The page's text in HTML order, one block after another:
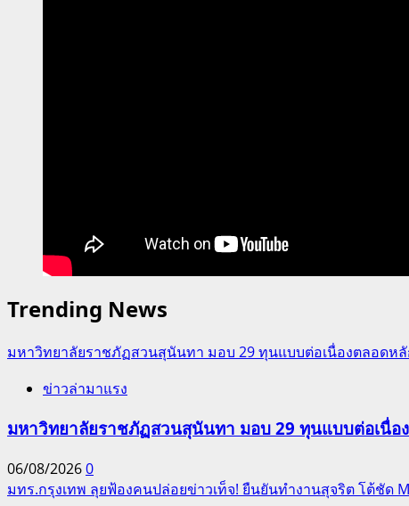
Trending News
มหาวิทยาลัยราชภัฏสวนสุนันทา มอบ 29 ทุนแบบต่อเนื่องตลอดห
ข่าวล่ามาแรง
มหาวิทยาลัยราชภัฏสวนสุนันทา มอบ 29 ทุนแบบต่อเนื่อ
06/08/20260
มทร.กรุงเทพ ลุยฟ้องคนปล่อยข่าวเท็จ! ยืนยันทำงานสุจริต โต้ชั